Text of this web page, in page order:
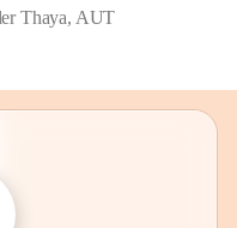
Thaya, AUT